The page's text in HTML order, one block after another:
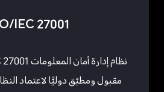
IEC 27001
مقبول ومطبّق دوليًّا لاعتماد